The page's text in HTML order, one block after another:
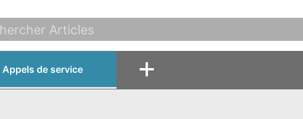
Appels de service